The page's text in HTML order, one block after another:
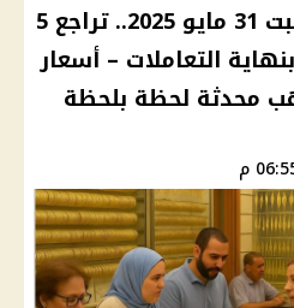
سعر الذهب الآن السبت 31 مايو 2025.. تراجع 5
جنيهات في عيار 21 بنهاية التعاملات – أسعار
محدثة لحظة بلحظة